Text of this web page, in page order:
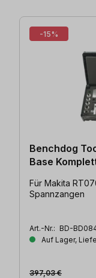
-15%
Benchdog
Base
Für Makita
Spannzangen
Art.-Nr.: BD-
Auf Lager,
397,03 €